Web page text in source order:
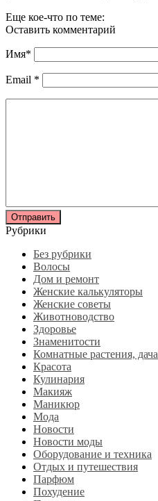
Еще кое-что по теме:
Оставить комментарий
Имя*
Email *
Рубрики
Без рубрики
Волосы
Дом и ремонт
Женские калькуляторы
Женские советы
Животноводство
Здоровье
Знаменитости
Комнатные растения, дача
Красота
Кулинария
Макияж
Маникюр
Мода
Новости
Новости моды
Оборудование и техника
Отдых и путешествия
Парфюм
Похудение